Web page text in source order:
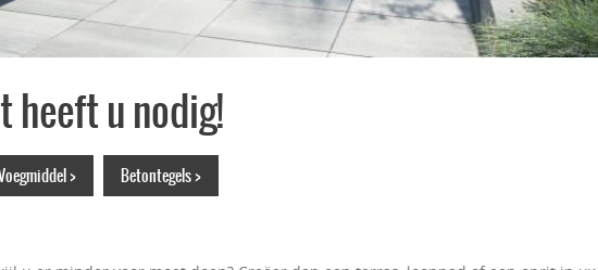
heeft u nodig!
> Betontegels >